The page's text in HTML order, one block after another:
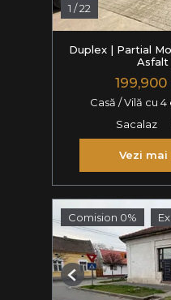
1 /22
Duplex | Partial
Asfalt
Casă / Vilă cu
Sacalaz
Vezi
Comision 0%
Previous